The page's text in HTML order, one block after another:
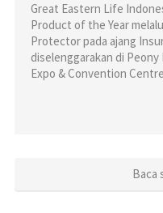
Great Eastern Life
Product of the Year
Protector pada ajang
diselenggarakan di Peony
Expo & Convention
Baca